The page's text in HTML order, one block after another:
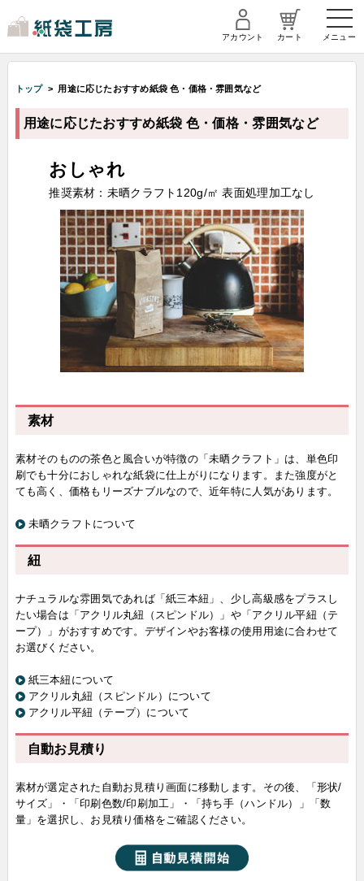
アカウント カート メニュー
トップ> 用途に応じたおすすめ紙袋 色・価格・雰囲気など
用途に応じたおすすめ紙袋 色・価格・雰囲気など
おしゃれ
推奨素材：未晒クラフト120g/㎡ 表面処理加工なし
素材
素材そのものの茶色と風合いが特徴の「未晒クラフト」は、単色印
刷でも十分におしゃれな紙袋に仕上がりになります。また強度がと
ても高く、価格もリーズナブルなので、近年特に人気があります。
未晒クラフトについて
紐
ナチュラルな雰囲気であれば「紙三本紐」、少し高級感をプラスし
たい場合は「アクリル丸紐（スピンドル）」や「アクリル平紐（テ
ープ）」がおすすめです。デザインやお客様の使用用途に合わせて
お選びください。
紙三本紐について
アクリル丸紐（スピンドル）について
アクリル平紐（テープ）について
自動お見積り
素材が選定された自動お見積り画面に移動します。その後、「形状/
サイズ」・「印刷色数/印刷加工」・「持ち手（ハンドル）」「数
量」を選択し、お見積り価格をご確認ください。